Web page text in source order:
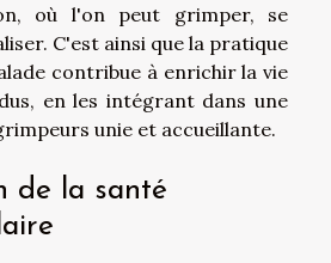
où l'on peut grimper, se
C'est ainsi que la pratique
contribue à enrichir la vie
en les intégrant dans une
unie et accueillante.
de la santé